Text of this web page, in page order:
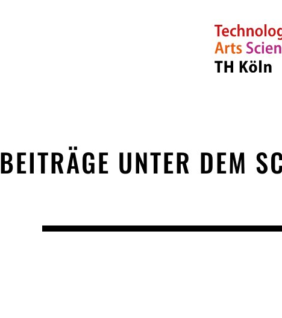
BEITRÄGE UNTER DEM